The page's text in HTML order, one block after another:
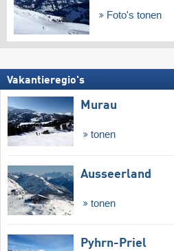
Foto's tonen
Vakantieregio's
Murau
tonen
Ausseerland
tonen
Pyhrn-Priel